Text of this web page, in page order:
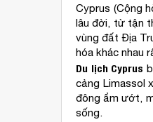
Cyprus (Cộng
lâu đời, từ tận
vùng đất Địa
hóa khác nhau
Du lịch Cyprus
cảng Limassol
đông ẩm ướt,
sống.